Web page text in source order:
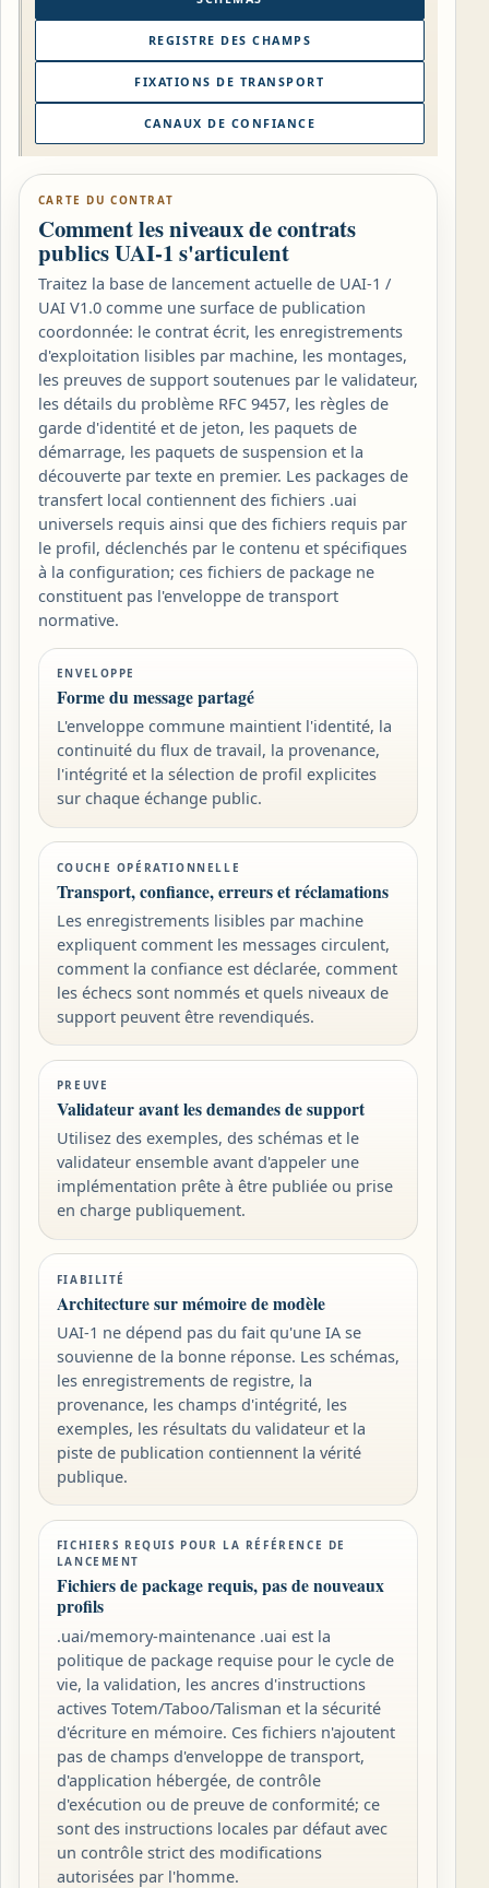
REGISTRE DES CHAMPS
FIXATIONS DE TRANSPORT
CANAUX DE CONFIANCE
CARTE DU CONTRAT
Comment les niveaux de contrats
publics UAI-1 s'articulent
Traitez la base de lancement actuelle de UAI-1 /
UAI V1.0 comme une surface de publication
coordonnée: le contrat écrit, les enregistrements
d'exploitation lisibles par machine, les montages,
les preuves de support soutenues par le validateur,
les détails du problème RFC 9457, les règles de
garde d'identité et de jeton, les paquets de
démarrage, les paquets de suspension et la
découverte par texte en premier. Les packages de
transfert local contiennent des fichiers .uai
universels requis ainsi que des fichiers requis par
le profil, déclenchés par le contenu et spécifiques
à la configuration; ces fichiers de package ne
constituent pas l'enveloppe de transport
normative.
ENVELOPPE
Forme du message partagé
L'enveloppe commune maintient l'identité, la
continuité du flux de travail, la provenance,
l'intégrité et la sélection de profil explicites
sur chaque échange public.
COUCHE OPÉRATIONNELLE
Transport, confiance, erreurs et réclamations
Les enregistrements lisibles par machine
expliquent comment les messages circulent,
comment la confiance est déclarée, comment
les échecs sont nommés et quels niveaux de
support peuvent être revendiqués.
PREUVE
Validateur avant les demandes de support
Utilisez des exemples, des schémas et le
validateur ensemble avant d'appeler une
implémentation prête à être publiée ou prise
en charge publiquement.
FIABILITÉ
Architecture sur mémoire de modèle
UAI-1 ne dépend pas du fait qu'une IA se
souvienne de la bonne réponse. Les schémas,
les enregistrements de registre, la
provenance, les champs d'intégrité, les
exemples, les résultats du validateur et la
piste de publication contiennent la vérité
publique.
FICHIERS REQUIS POUR LA RÉFÉRENCE DE
LANCEMENT
Fichiers de package requis, pas de nouveaux
profils
.uai/memory-maintenance .uai est la
politique de package requise pour le cycle de
vie, la validation, les ancres d'instructions
actives Totem/Taboo/Talisman et la sécurité
d'écriture en mémoire. Ces fichiers n'ajoutent
pas de champs d'enveloppe de transport,
d'application hébergée, de contrôle
d'exécution ou de preuve de conformité; ce
sont des instructions locales par défaut avec
un contrôle strict des modifications
autorisées par l'homme.